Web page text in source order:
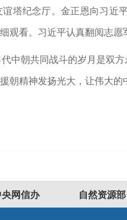
塔纪念厅。金正恩向习近
观看。习近平认真翻阅志
中朝共同战斗的岁月是双
朝精神发扬光大，让伟大的
央网信办 自然资源部